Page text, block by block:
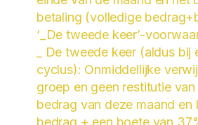
betaling (volledige
‘_De tweede keer’-
_ De tweede keer (aldus bij
cyclus): Onmiddellijke
groep en geen restitutie
bedrag van deze maand en
bedrag + een boete van